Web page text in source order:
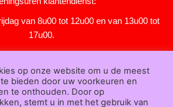
van 8u00 tot 12u00 en van 13u00 tot
17u00.
KLANTENSERVICE
Over
|F.A.Q.|Bestelprocedure|Betaling|
op onze website om u de meest
bieden door uw voorkeuren en
te onthouden. Door op
stemt u in met het gebruik van